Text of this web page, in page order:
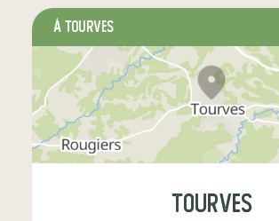
à Tourves
Tourves